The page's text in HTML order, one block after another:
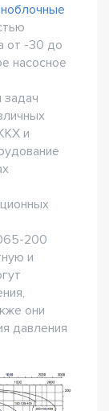
от -30 до
насосное
задач
и
200
и
они
давления